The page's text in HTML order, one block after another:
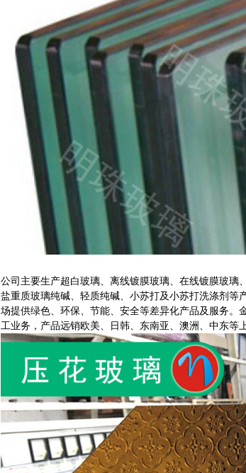
公司主要生产超白玻璃、离线镀膜玻璃、在线镀膜玻
盐重质玻璃纯碱、轻质纯碱、小苏打及小苏打洗涤剂
场提供绿色、环保、节能、安全等差异化产品及服务。
工业务，产品远销欧美、日韩、东南亚、澳洲、中东等